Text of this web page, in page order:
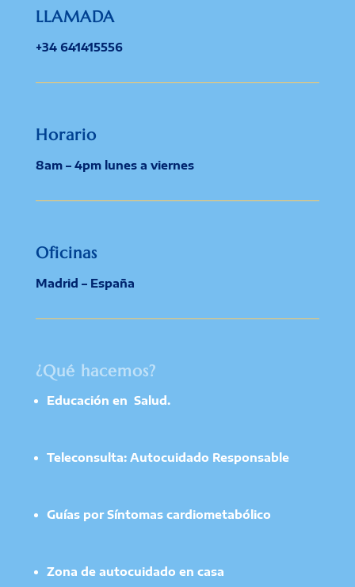
LLAMADA
+34 641415556
Horario
8am – 4pm lunes a viernes
Oficinas
Madrid – España
¿Qué hacemos?
Educación en Salud.
Teleconsulta: Autocuidado Responsable
Guías por Síntomas cardiometabólico
Zona de autocuidado en casa